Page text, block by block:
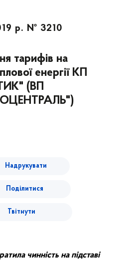
р. № 3210
тарифів на
енергії КП
(ВП
Надрукувати
Поділитися
Твітнути
чинність на підставі